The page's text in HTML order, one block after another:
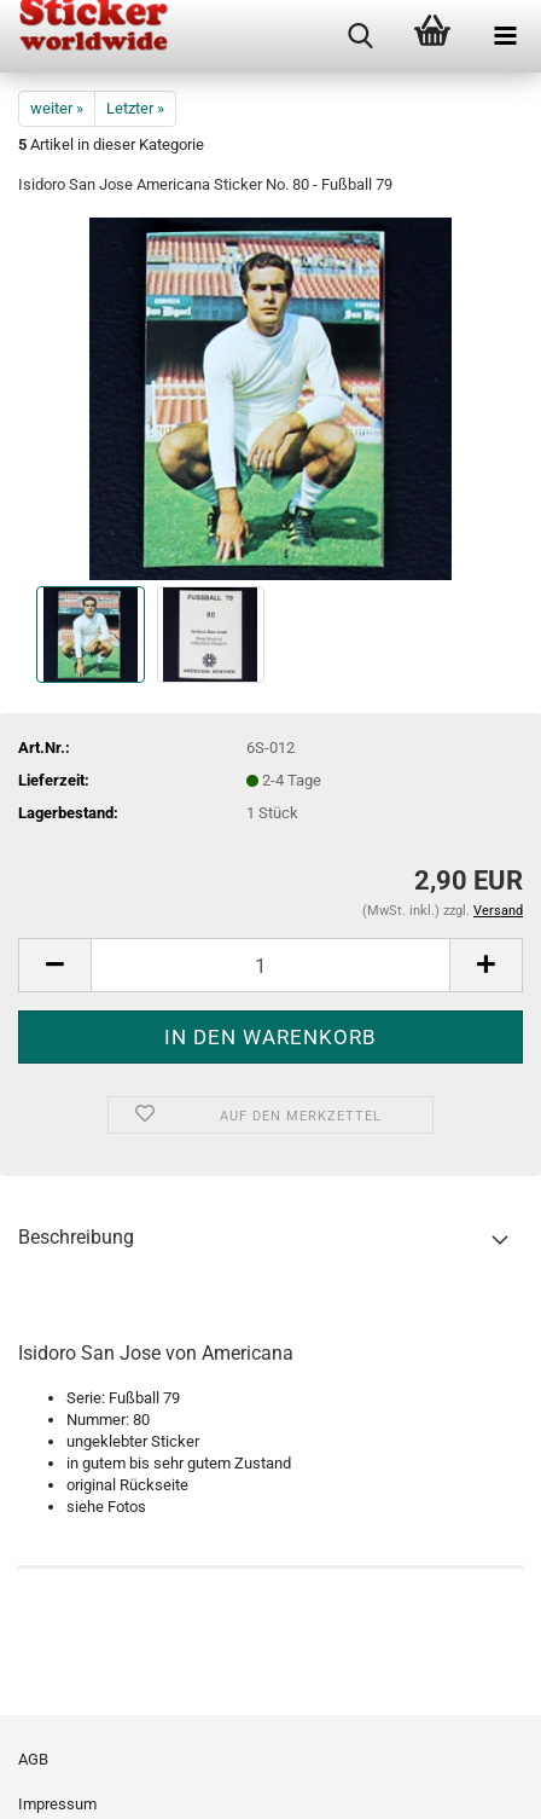
weiter »
Letzter »
5 Artikel in dieser Kategorie
Isidoro San Jose Americana Sticker No. 80 - Fußball 79
Art.Nr.:
6S-012
Lieferzeit:
2-4 Tage
Lagerbestand:
1Stück
2,90 EUR
(MwSt. inkl.) zzgl. Versand
AUF DEN MERKZETTEL
Beschreibung
Isidoro San Jose von Americana
Serie: Fußball 79
Nummer: 80
ungeklebter Sticker
in gutem bis sehr gutem Zustand
original Rückseite
siehe Fotos
AGB
Impressum